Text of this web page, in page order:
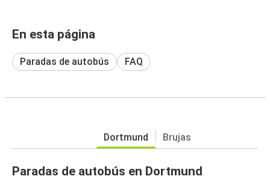
En esta página
Paradas de autobús FAQ
Dortmund Brujas
Paradas de autobús en Dortmund